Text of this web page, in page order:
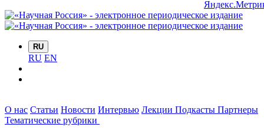
RU
RU EN
О нас Статьи Новости Интервью Лекции Подкасты Партнеры
Тематические рубрики